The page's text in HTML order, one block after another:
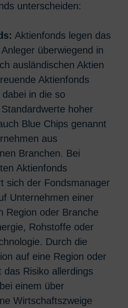
unterscheiden:
Aktienfonds legen das
überwiegend in
ausländischen Aktien
Aktienfonds
in die so
hoher
Blue Chips genannt
aus
Branchen. Bei
Aktienfonds
sich der Fondsmanager
Unternehmen einer
Region oder Branche
Rohstoffe oder
Durch die
auf eine Region oder
das Risiko allerdings
einem über
Wirtschaftszweige